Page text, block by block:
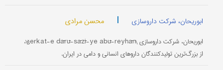
ابوریحان، شرکت داروسازی | محسن مرادی
ابوریحان، شرکت داروسازی \šerkat-e dārū-sāzī-ye abū-reyhān\،
از بزرگ‌ترین تولیدکنندگان داروهای انسانی و دامی در ایران.